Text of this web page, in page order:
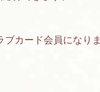
カード会員になりま